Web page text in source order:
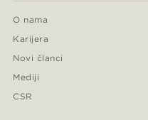
O nama
Karijera
Novi članci
Mediji
CSR